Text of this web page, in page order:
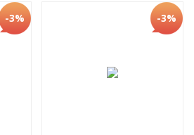
-3% -3%